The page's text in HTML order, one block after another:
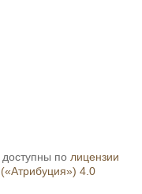
по лицензии
4.0